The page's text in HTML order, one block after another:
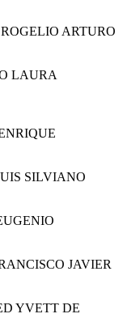
ARTURO
LAURA
SILVIANO
JAVIER
YVETT DE